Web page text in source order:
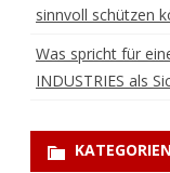
sinnvoll schützen
Was spricht für
INDUSTRIES als
KATEGORIEN